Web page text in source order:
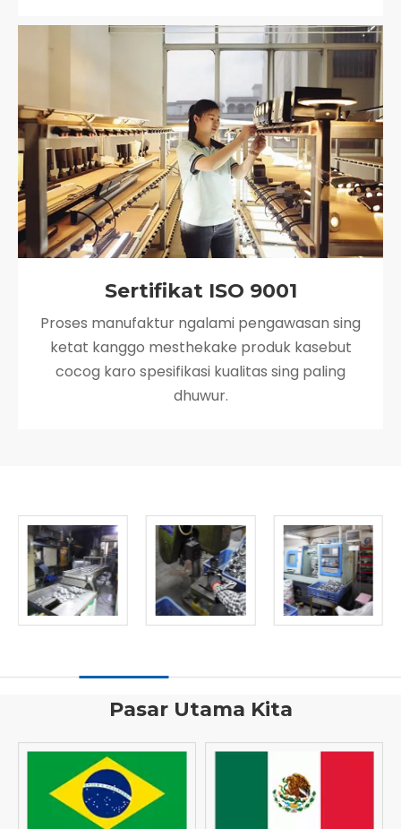
Sertifikat ISO 9001
Proses manufaktur ngalami pengawasan sing
ketat kanggo mesthekake produk kasebut
cocog karo spesifikasi kualitas sing paling
dhuwur.
Pasar Utama Kita